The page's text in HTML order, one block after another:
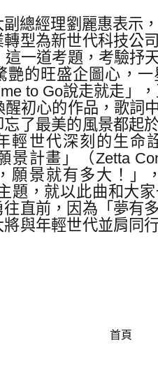
副 總經理劉麗惠表示
型為新世代科技公
這一道考題 ， 考驗抒
艷的旺盛企圖心 ， 一
to Go說走就走」，
醒初心的作品 ，歌詞
了最美的風景都起
輕世代深刻的生命
景計畫」（Zetta
願景就有多大！」
題， 就以此曲和大
直前，因為「夢有
與年輕世代並肩同
首頁